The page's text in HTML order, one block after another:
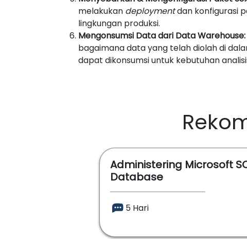
melakukan deploymentdan konfigurasi
lingkungan produksi.
Mengonsumsi Data dari Data Warehouse:
bagaimana data yang telah diolah di
dapat dikonsumsi untuk kebutuhan
Administering Microsoft
Database
5 Hari